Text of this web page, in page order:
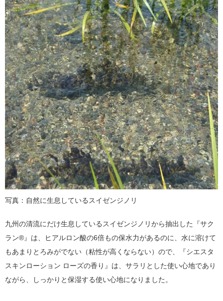
写真：自然に生息しているスイゼンジノリ
九州の清流にだけ生息しているスイゼンジノリから抽出した『サク
ラン®』は、ヒアルロン酸の6倍もの保水力があるのに、水に溶けて
もあまりとろみがでない（粘性が高くならない）ので、『シエスタ
スキンローション ローズの香り』は、サラリとした使い心地であり
ながら、しっかりと保湿する使い心地になりました。